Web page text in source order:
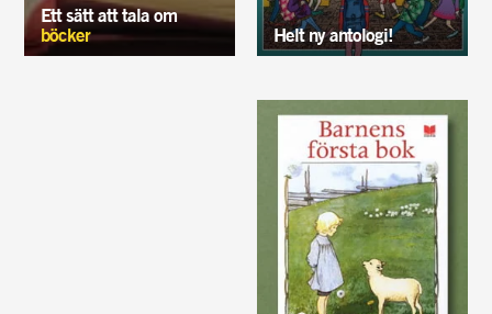
Ett sätt att tala om
böcker
Helt ny antologi!